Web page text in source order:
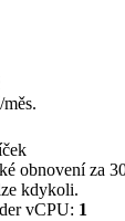
/měs.
obnovení za
kdykoli.
vCPU: 1